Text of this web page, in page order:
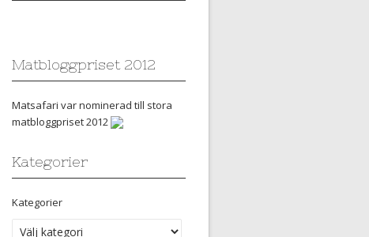
Matbloggpriset 2012
Matsafari var nominerad till stora
matbloggpriset 2012
Kategorier
Kategorier